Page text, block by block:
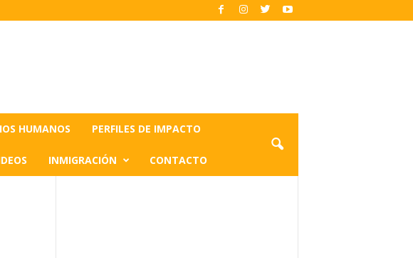
HUMANOS PERFILES DE IMPACTO
INMIGRACIÓN CONTACTO